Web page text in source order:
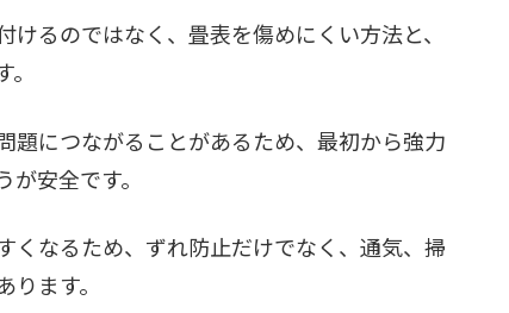
るのではなく、畳表を傷めにくい方法と、
題につながることがあるため、最初から強力
安全です。
くなるため、ずれ防止だけでなく、通気、掃
ます。